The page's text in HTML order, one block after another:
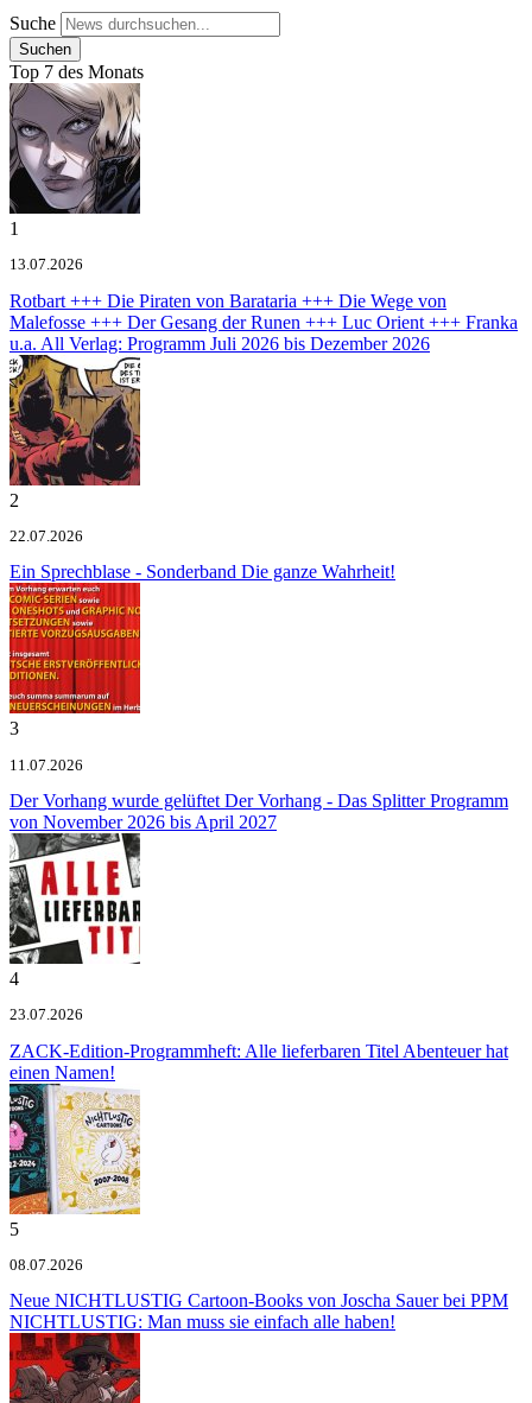
Suche
Top 7 des Monats
1
13.07.2026
Rotbart +++ Die Piraten von Barataria +++ Die Wege von
Malefosse +++ Der Gesang der Runen +++ Luc Orient +++ Franka
u.a. All Verlag: Programm Juli 2026 bis Dezember 2026
2
22.07.2026
Ein Sprechblase - Sonderband Die ganze Wahrheit!
3
11.07.2026
Der Vorhang wurde gelüftet Der Vorhang - Das Splitter Programm
von November 2026 bis April 2027
4
23.07.2026
ZACK-Edition-Programmheft: Alle lieferbaren Titel Abenteuer hat
einen Namen!
5
08.07.2026
Neue NICHTLUSTIG Cartoon-Books von Joscha Sauer bei PPM
NICHTLUSTIG: Man muss sie einfach alle haben!